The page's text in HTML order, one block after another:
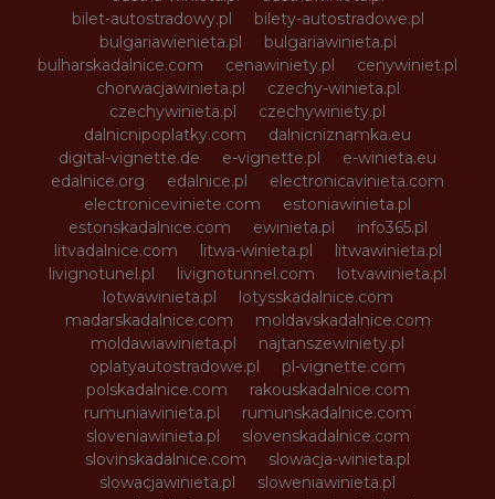
bilet-autostradowy.pl
bilety-autostradowe.pl
bulgariawienieta.pl
bulgariawinieta.pl
bulharskadalnice.com
cenawiniety.pl
cenywiniet.pl
chorwacjawinieta.pl
czechy-winieta.pl
czechywinieta.pl
czechywiniety.pl
dalnicnipoplatky.com
dalnicniznamka.eu
digital-vignette.de
e-vignette.pl
e-winieta.eu
edalnice.org
edalnice.pl
electronicavinieta.com
electroniceviniete.com
estoniawinieta.pl
estonskadalnice.com
ewinieta.pl
info365.pl
litvadalnice.com
litwa-winieta.pl
litwawinieta.pl
livignotunel.pl
livignotunnel.com
lotvawinieta.pl
lotwawinieta.pl
lotysskadalnice.com
madarskadalnice.com
moldavskadalnice.com
moldawiawinieta.pl
najtanszewiniety.pl
oplatyautostradowe.pl
pl-vignette.com
polskadalnice.com
rakouskadalnice.com
rumuniawinieta.pl
rumunskadalnice.com
sloveniawinieta.pl
slovenskadalnice.com
slovinskadalnice.com
slowacja-winieta.pl
slowacjawinieta.pl
sloweniawinieta.pl